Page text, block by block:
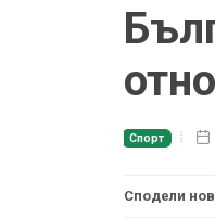
Спорт
Сподели